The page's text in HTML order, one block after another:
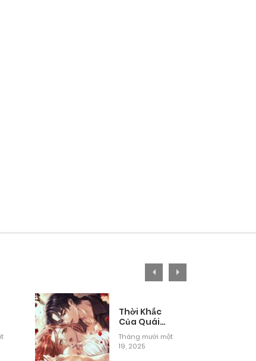
Thời Khắc
Của Quái
Thú Mù
Tháng mười một
19, 2025